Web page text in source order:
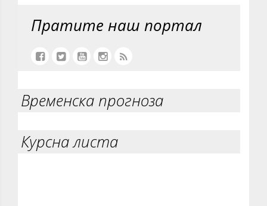
Пратите наш портал
Временска прогноза
Курсна листа